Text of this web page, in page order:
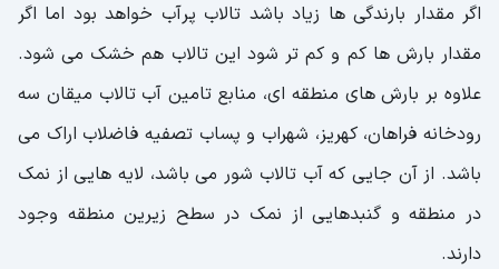
اگر مقدار بارندگی ها زیاد باشد تالاب پرآب خواهد بود اما اگر
مقدار بارش ها کم و کم تر شود این تالاب هم خشک می شود.
علاوه بر بارش های منطقه ای، منابع تامین آب تالاب میقان سه
رودخانه فراهان، کهریز، شهراب و پساب تصفیه فاضلاب اراک می
باشد. از آن جایی که آب تالاب شور می باشد، لایه هایی از نمک
در منطقه و گنبدهایی از نمک در سطح زیرین منطقه وجود
دارند.